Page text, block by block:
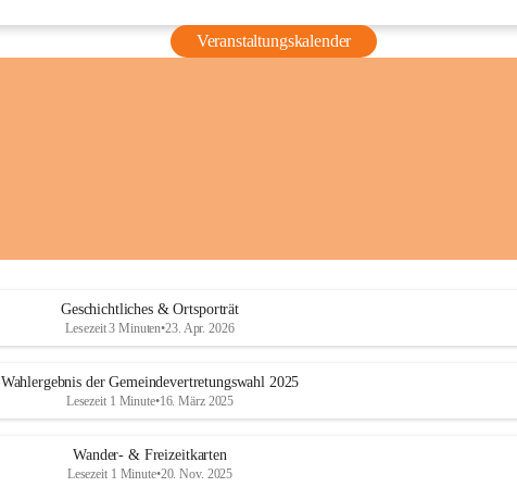
Veranstaltungskalender
Geschichtliches & Ortsporträt
Lesezeit 3 Minuten•23. Apr. 2026
Wahlergebnis der Gemeindevertretungswahl 2025
Lesezeit 1 Minute•16. März 2025
Wander- & Freizeitkarten
Lesezeit 1 Minute•20. Nov. 2025